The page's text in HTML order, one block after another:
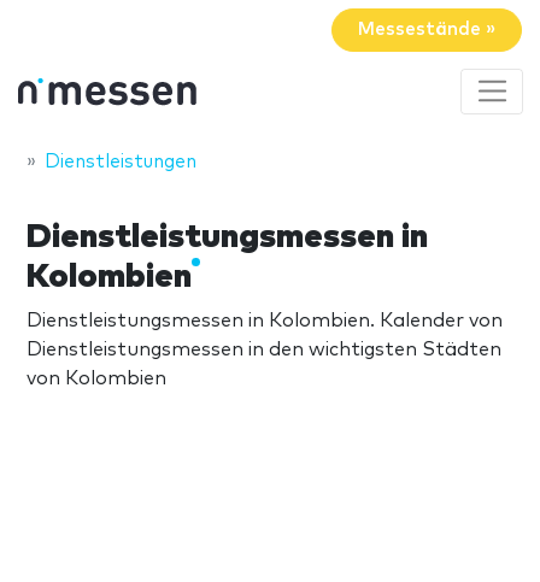
Messestände »
Dienstleistungen
Dienstleistungsmessen in
Kolombien
Dienstleistungsmessen in Kolombien. Kalender von
Dienstleistungsmessen in den wichtigsten Städten
von Kolombien